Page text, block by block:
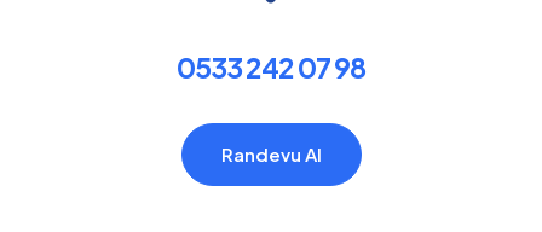
0533 242 07 98
Randevu Al